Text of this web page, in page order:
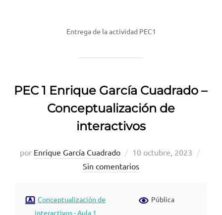
Entrega de la actividad PEC1
PEC 1 Enrique García Cuadrado –
Conceptualización de
interactivos
por Enrique García Cuadrado
Publicado
el
10 octubre, 2023
Sin comentarios
Conceptualización de
interactivos - Aula 1
Pública